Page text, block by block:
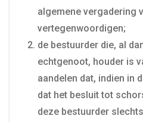
algemene vergadering
vertegenwoordigen;
de bestuurder die, al
echtgenoot, houder is
aandelen dat, indien in
dat het besluit tot
deze bestuurder